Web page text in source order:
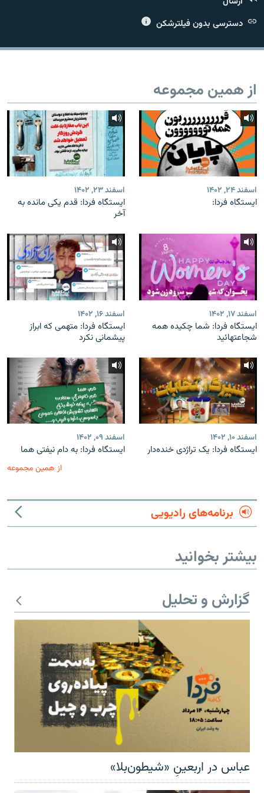
دسترسی بدون فیلترشکن
از همین مجموعه
اسفند ۲۴, ۱۴۰۲
ایستگاه فردا:
اسفند ۲۳, ۱۴۰۲
ایستگاه فردا: قدم یکی مانده به
آخر
اسفند ۱۷, ۱۴۰۲
ایستگاه فردا: شما چکیده همه
شجاعتهائید
اسفند ۱۶, ۱۴۰۲
ایستگاه فردا: متهمی که ابراز
پیشمانی نکرد
اسفند ۱۰, ۱۴۰۲
ایستگاه فردا: یک تراژدی خنده‌دار
اسفند ۰۹, ۱۴۰۲
ایستگاه فردا: به دام نیفتی هما
از همین مجموعه
برنامه‌های رادیویی
بیشتر بخوانید
گزارش و تحلیل
عباس در اربعینِ «شیطون‌بلا»